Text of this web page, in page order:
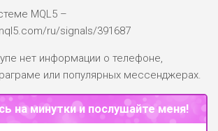
MQL5 –
ru/signals/391687
нет информации о телефоне,
или популярных мессенджерах.
на минутки и послушайте меня!